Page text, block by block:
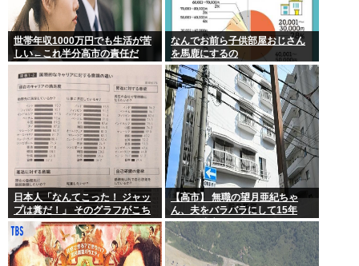
世帯年収1000万円でも生活が苦
しい←これ半分高市の責任だ
ろ…
なんでお前ら子供部屋おじさん
を馬鹿にするの
日本人「なんてこった！ ジャッ
プは糞だ！」 そのグラフがこち
ら。
【高市】 無職の望月亜紀ちゃ
ん、夫をバラバラにして15年
間、冷凍庫で保存